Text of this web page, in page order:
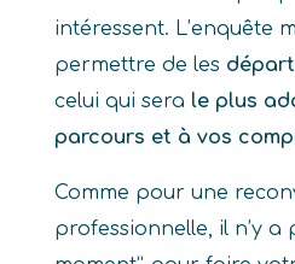
intéressent. L’enquête
permettre de les
celui qui sera le plus
parcours et à vos
Comme pour une
professionnelle, il n’y a